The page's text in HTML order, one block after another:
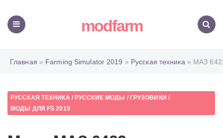
modfarm
Главная » Farming Simulator 2019 » Русская техника » МАЗ
РУССКАЯ ТЕХНИКА/ РУССКИЕ МОДЫ / ГРУЗОВИКИ /
МОДЫ ДЛЯ FS 2019